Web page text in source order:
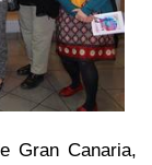
Gran Canaria,